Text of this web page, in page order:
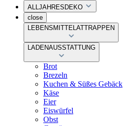
ALLJAHRESDEKO
close
LEBENSMITTELATTRAPPEN
LADENAUSSTATTUNG
Brot
Brezeln
Kuchen & Süßes Gebäck
Käse
Eier
Eiswürfel
Obst